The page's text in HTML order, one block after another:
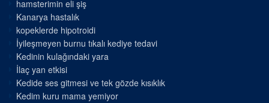
hamsterimin eli şiş
Kanarya hastalık
kopeklerde hipotroidi
İyileşmeyen burnu tıkalı kediye tedavi
Kedinin kulağındaki yara
İlaç yan etkisi
Kedide ses gitmesi ve tek gözde kısıklık
Kedim kuru mama yemiyor